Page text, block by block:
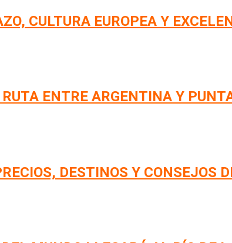
CULTURA EUROPEA Y
ENTRE ARGENTINA Y
DESTINOS Y CONSEJOS